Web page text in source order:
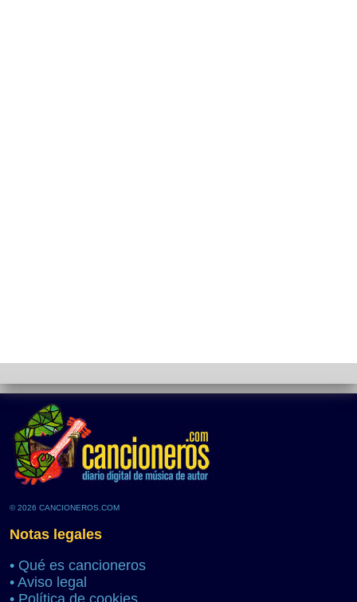
© 2026 CANCIONEROS.COM
Notas legales
• Qué es cancioneros
• Aviso legal
• Política de cookies